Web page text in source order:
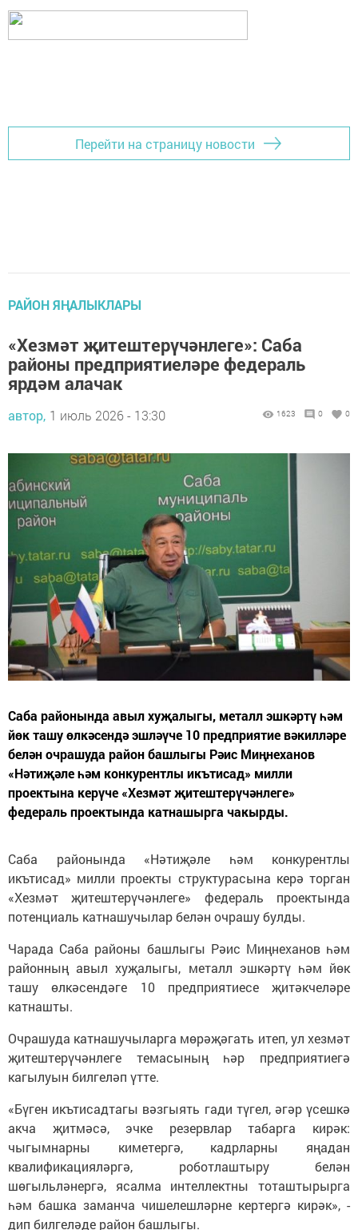
Перейти на страницу новости
РАЙОН ЯҢАЛЫКЛАРЫ
«Хезмәт җитештерүчәнлеге»: Саба
районы предприятиеләре федераль
ярдәм алачак
автор, 1 июль 2026 - 13:30 1623 0 0
Саба районында авыл хуҗалыгы, металл эшкәртү һәм
йөк ташу өлкәсендә эшләүче 10 предприятие вәкилләре
белән очрашуда район башлыгы Рәис Миңнеханов
«Нәтиҗәле һәм конкурентлы икътисад» милли
проектына керүче «Хезмәт җитештерүчәнлеге»
федераль проектында катнашырга чакырды.
Саба районында «Нәтиҗәле һәм конкурентлы
икътисад» милли проекты структурасына керә торган
«Хезмәт җитештерүчәнлеге» федераль проектында
потенциаль катнашучылар белән очрашу булды.
Чарада Саба районы башлыгы Рәис Миңнеханов һәм
районның авыл хуҗалыгы, металл эшкәртү һәм йөк
ташу өлкәсендәге 10 предприятиесе җитәкчеләре
катнашты.
Очрашуда катнашучыларга мөрәҗәгать итеп, ул хезмәт
җитештерүчәнлеге темасының һәр предприятиегә
кагылуын билгеләп үтте.
«Бүген икътисадтагы вәзгыять гади түгел, әгәр үсешкә
акча җитмәсә, эчке резервлар табарга кирәк:
чыгымнарны киметергә, кадрларны яңадан
квалификацияләргә, роботлаштыру белән
шөгыльләнергә, ясалма интеллектны тоташтырырга
һәм башка заманча чишелешләрне кертергә кирәк», -
дип билгеләде район башлыгы.